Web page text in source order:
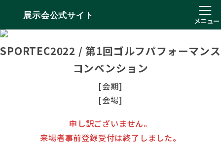
展示会公式サイト
メニュー
SPORTEC2022 / 第1回ゴルフパフォーマンス
コンベンション
[会期]
[会場]
申し訳ございません。
来場者事前登録受付は終了しました。